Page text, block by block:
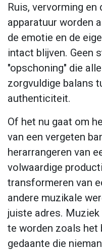
Ruis, vervorming en
apparatuur worden
de emotie en de
intact blijven. Geen
"opschoning" die
zorgvuldige balans
authenticiteit.
Of het nu gaat om
van een vergeten
herarrangeren van
volwaardige
transformeren van
andere muzikale
juiste adres.
te worden zoals het
gedaante die